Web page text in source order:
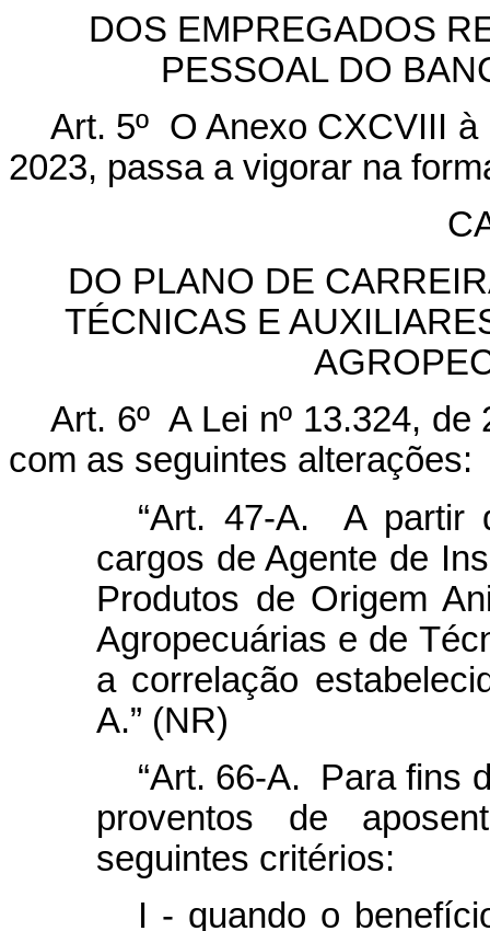
DOS EMPREGADOS
PESSOAL DO
Art. 5º O Anexo CXCVIII à
2023, passa a vigorar na
DO PLANO DE
TÉCNICAS E
Art. 6º A Lei nº 13.324,
com as seguintes alterações:
“Art. 47-A. A partir
cargos de Agente de
Produtos de Origem
Agropecuárias e de
a correlação
A.” (NR)
“Art. 66-A. Para fins
proventos de
seguintes critérios:
I - quando o